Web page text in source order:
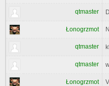
qtmaster
Łonogrzmot
qtmaster
qtmaster
Łonogrzmot